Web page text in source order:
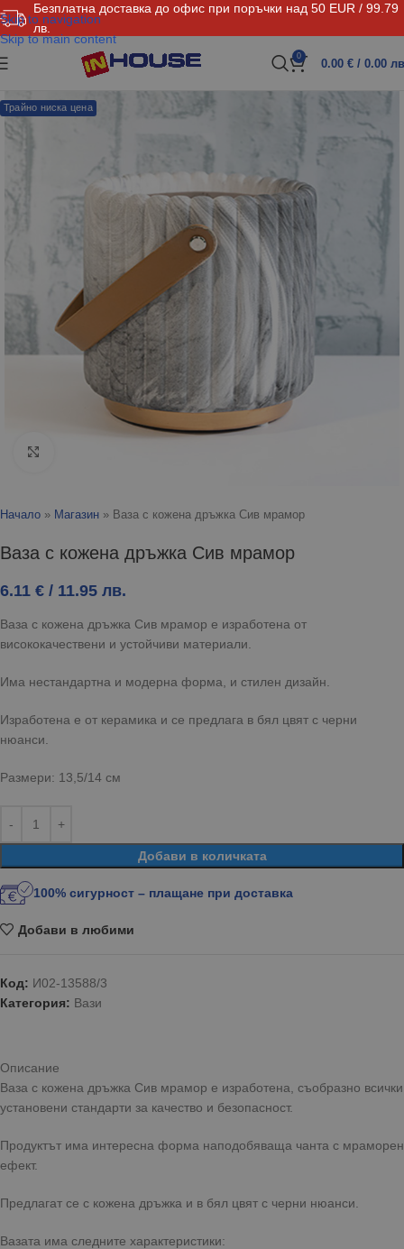
Безплатна доставка до офис при поръчки над 50 EUR / 99.79
лв.
Skip to navigation
Skip to main content
0
0.00 € / 0.00
Трайно ниска цена
Начало » Магазин » Ваза с кожена дръжка Сив мрамор
Ваза с кожена дръжка Сив мрамор
6.11 € / 11.95 лв.
Ваза с кожена дръжка Сив мрамор е изработена от
висококачествени и устойчиви материали.
Има нестандартна и модерна форма, и стилен дизайн.
Изработена е от керамика и се предлага в бял цвят с черни
нюанси.
Размери: 13,5/14 см
Добави в количката
100% сигурност – плащане при доставка
Добави в любими
Код: И02-13588/3
Категория: Вази
Описание
Ваза с кожена дръжка Сив мрамор е изработена, съобразно всички
установени стандарти за качество и безопасност.
Продуктът има интересна форма наподобяваща чанта с мраморен
ефект.
Предлагат се с кожена дръжка и в бял цвят с черни нюанси.
Вазата има следните характеристики: